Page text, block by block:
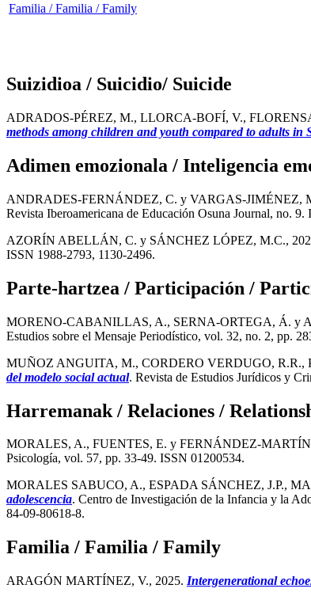
Familia / Familia / Family
Suizidioa / Suicidio/ Suicide
ADRADOS-PÉREZ, M., LLORCA-BOFÍ, V.,
methods among children and youth compared to adults in
Adimen emozionala / Inteligencia
ANDRADES-FERNÁNDEZ, C. y VARGAS-JIMÉNEZ,
Revista Iberoamericana de Educación Osuna Journal, no. 9.
AZORÍN ABELLÁN, C. y SÁNCHEZ LÓPEZ, M.C.,
ISSN 1988-2793, 1130-2496.
Parte-hartzea / Participación /
MORENO-CABANILLAS, A., SERNA-ORTEGA, Á. y
Estudios sobre el Mensaje Periodístico, vol. 32, no. 2, pp.
MUÑOZ ANGUITA, M., CORDERO VERDUGO, R.R.,
del modelo social actual. Revista de Estudios Jurídicos y
Harremanak / Relaciones /
MORALES, A., FUENTES, E. y FERNÁNDEZ-
Psicología, vol. 57, pp. 33-49. ISSN 01200534.
MORALES SABUCO, A., ESPADA SÁNCHEZ, J.P.,
adolescencia. Centro de Investigación de la Infancia y la
84-09-80618-8.
Familia / Familia / Family
ARAGÓN MARTÍNEZ, V., 2025. Intergenerational